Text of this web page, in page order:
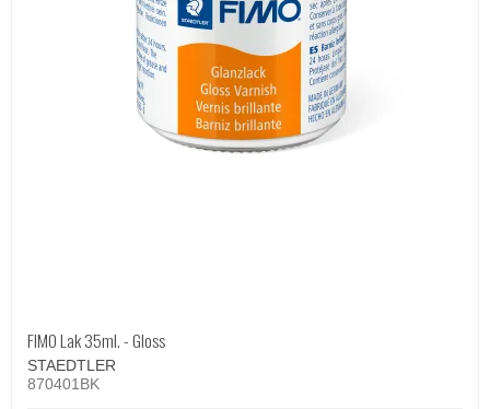
FIMO Lak 35ml. - Gloss
STAEDTLER
870401BK